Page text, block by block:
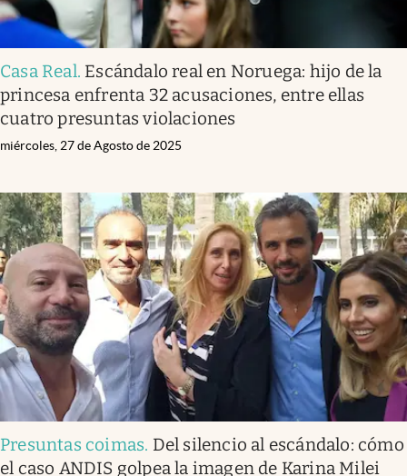
Casa Real. Escándalo real en Noruega: hijo de la
princesa enfrenta 32 acusaciones, entre ellas
cuatro presuntas violaciones
miércoles, 27 de Agosto de 2025
Presuntas coimas. Del silencio al escándalo: cómo
el caso ANDIS golpea la imagen de Karina Milei